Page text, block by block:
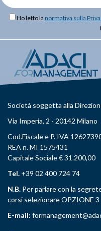
Ho letto la normativa sulla
Società soggetta alla
Via Imperia, 2 - 20142 Milano
Cod.Fiscale e P. IVA
REA n. MI 1575431
Capitale Sociale € 31.200,00
Tel. +39 02 400 724 74
N.B. Per parlare con la
corsi selezionare OPZIONE 3
E-mail: